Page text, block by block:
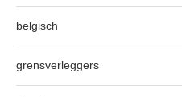
belgisch
grensverleggers